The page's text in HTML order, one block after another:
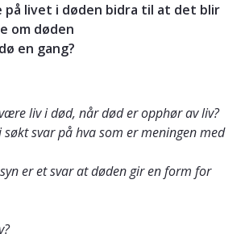
på livet i døden bidra til at det blir
om døden
en gang?
liv i død, når død er opphør av liv?
svar på hva som er meningen med
er et svar at døden gir en form for